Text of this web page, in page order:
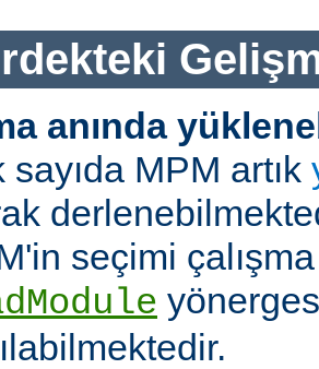
anında
sayıda MPM artık
seçimi